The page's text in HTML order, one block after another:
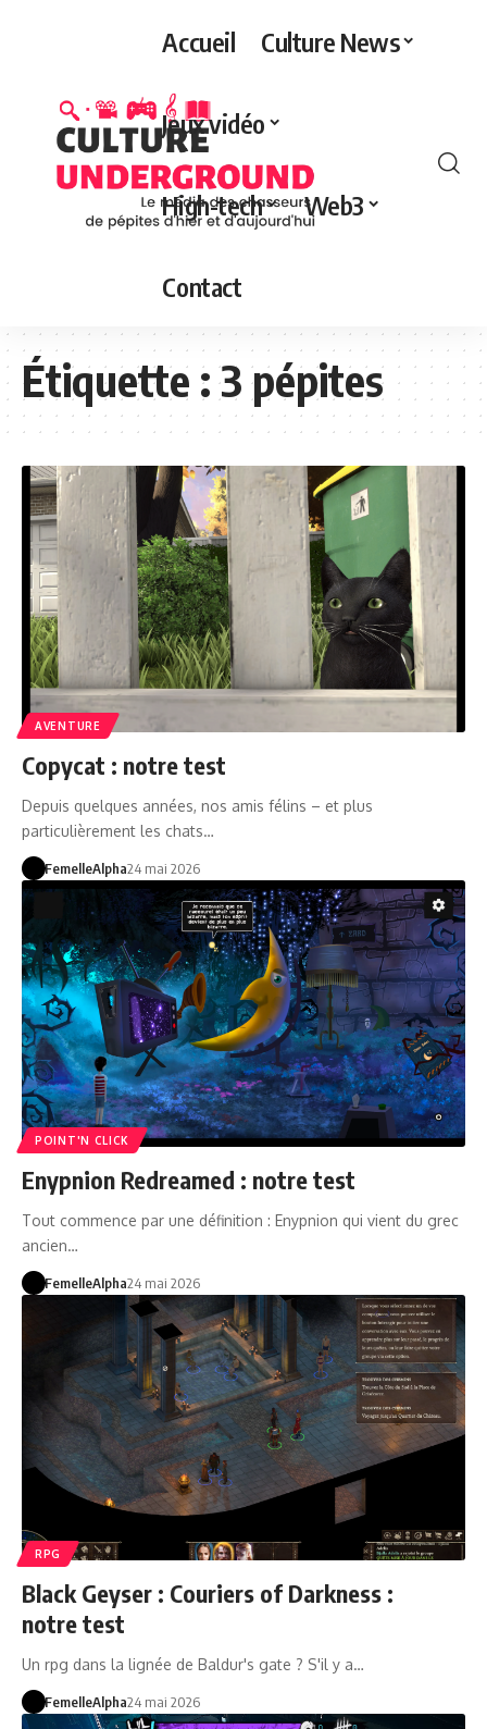
Accueil Culture News
Jeux vidéo
High-tech Web3
Contact
Étiquette :3 pépites
AVENTURE
Copycat : notre test
Depuis quelques années, nos amis félins – et plus
particulièrement les chats…
FemelleAlpha24 mai 2026
POINT'N CLICK
Enypnion Redreamed : notre test
Tout commence par une définition : Enypnion qui vient du grec
ancien…
FemelleAlpha24 mai 2026
RPG
Black Geyser : Couriers of Darkness :
notre test
Un rpg dans la lignée de Baldur's gate ? S'il y a…
FemelleAlpha24 mai 2026